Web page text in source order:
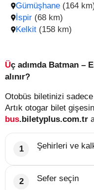
Gümüşhane (164
İspir (68 km)
Kelkit (158 km)
Üç adımda Batman – Erzurum otobüs bileti nasıl
alınır?
Otobüs biletinizi
Artık otogar bilet
bus.biletyplus.com.tr
Şehirleri ve
Sefer seçin